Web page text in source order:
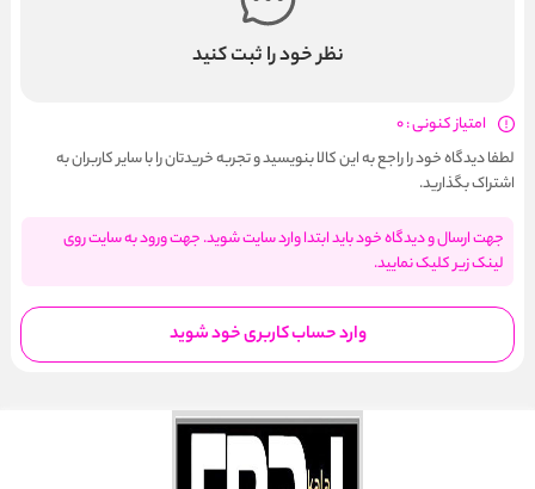
نظر خود را ثبت کنید
امتیاز کنونی : 0
لطفا دیدگاه خود را راجع به این کالا بنویسید و تجربه خریدتان را با سایر کاربران به
اشتراک بگذارید.
جهت ارسال و دیدگاه خود باید ابتدا وارد سایت شوید. جهت ورود به سایت روی
لینک زیر کلیک نمایید.
وارد حساب کاربری خود شوید